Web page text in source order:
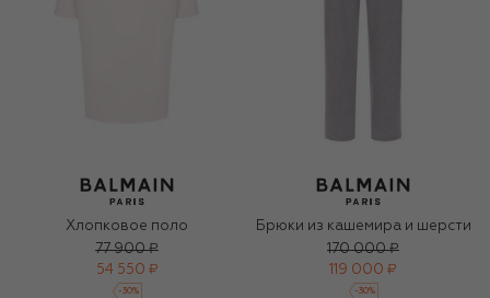
Хлопковое поло
77 900 ₽
54 550 ₽
-30%
Брюки из кашемира и шерсти
170 000 ₽
119 000 ₽
-30%